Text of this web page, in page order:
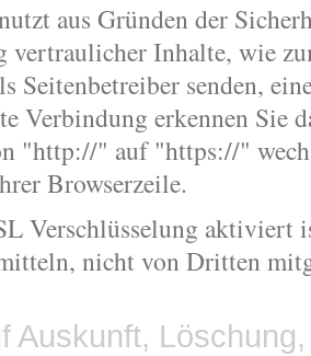
aus Gründen der
vertraulicher Inhalte, wie
Seitenbetreiber senden,
Verbindung erkennen Sie
"http://" auf "https://"
Browserzeile.
Verschlüsselung aktiviert
nicht von Dritten
Auskunft,